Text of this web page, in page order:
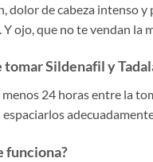
de cabeza intenso y
ojo, que no te vendan la
Sildenafil y
24 horas entre la
funciona?